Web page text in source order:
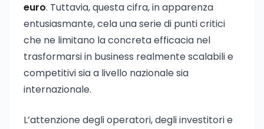
euro. Tuttavia, questa cifra, in apparenza
entusiasmante, cela una serie di punti critici
che ne limitano la concreta efficacia nel
trasformarsi in business realmente scalabili e
competitivi sia a livello nazionale sia
internazionale.
L’attenzione degli operatori, degli investitori e